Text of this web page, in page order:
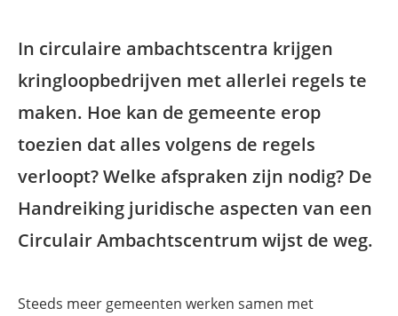
In circulaire ambachtscentra krijgen
kringloopbedrijven met allerlei regels te
maken. Hoe kan de gemeente erop
toezien dat alles volgens de regels
verloopt? Welke afspraken zijn nodig? De
Handreiking juridische aspecten van een
Circulair Ambachtscentrum wijst de weg.
Steeds meer gemeenten werken samen met